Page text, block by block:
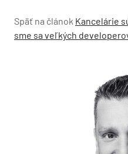
Späť na článok Kancelárie
sme sa veľkých